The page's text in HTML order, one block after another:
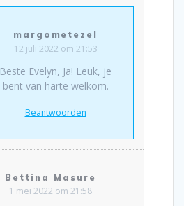
margometezel
12 juli 2022 om 21:53
Beste Evelyn, Ja! Leuk, je
bent van harte welkom.
Beantwoorden
Bettina Masure
1 mei 2022 om 21:58